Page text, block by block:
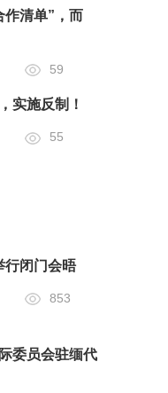
作清单”，而
59
实施反制！
55
行闭门会晤
853
委员会驻缅代